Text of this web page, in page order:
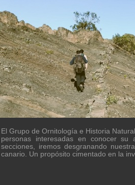
El Grupo de Ornitología e Historia
personas interesadas en conocer
secciones, iremos desgranando
canario. Un propósito cimentado en la